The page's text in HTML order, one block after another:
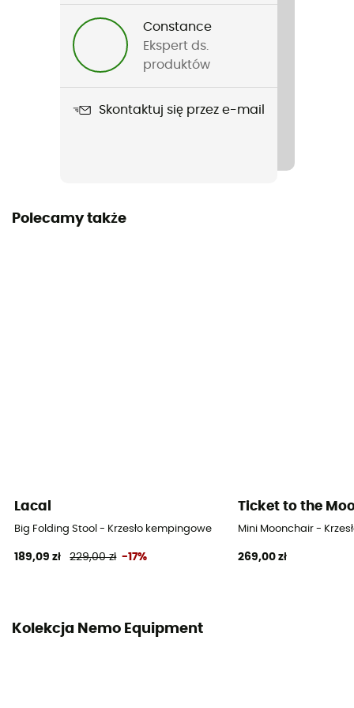
Moonlite Reclining Chair
Constance
Ekspert ds.
produktów
Skontaktuj się przez e-mail
Polecamy także
Lacal
Big Folding Stool - Krzesło kempingowe
189,09 zł 229,00 zł -17%
Ticket to the
Mini Moonchair -
269,00 zł
Kolekcja Nemo Equipment